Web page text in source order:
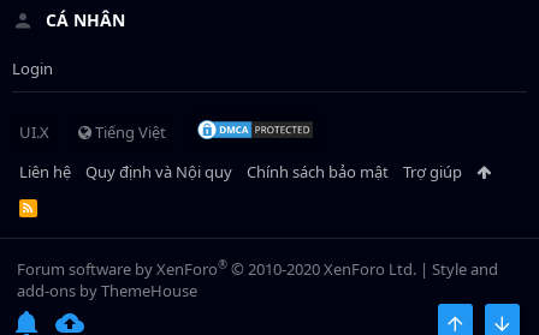
CÁ NHÂN
Login
UI.X
Tiếng Việt
Liên hệ
Quy định và Nội quy Chính sách bảo mật Trợ giúp
R
S
Forum software by XenForo® © 2010-2020 XenForo Ltd. | Style and
add-ons by ThemeHouse